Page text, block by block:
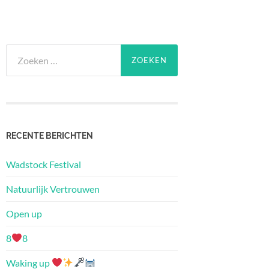
naar:
RECENTE BERICHTEN
Wadstock Festival
Natuurlijk Vertrouwen
Open up
8 8
Waking up